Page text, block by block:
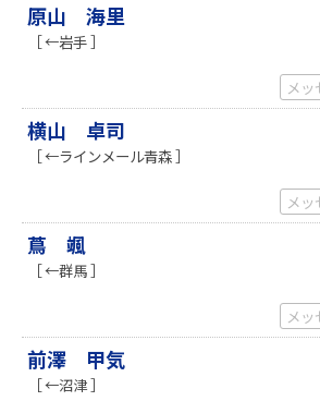
原山 海里
［ ←岩手 ］
メッ
横山 卓司
［ ←ラインメール青森 ］
メッ
蔦 颯
［ ←群馬 ］
メッ
前澤 甲気
［ ←沼津 ］